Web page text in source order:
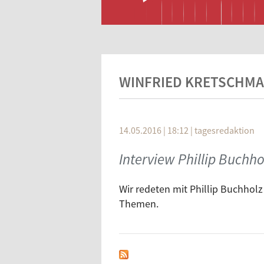
WINFRIED
14.05.2016 | 18:12 | tagesredaktion
Interview Phillip
Wir redeten mit Phillip
Themen.